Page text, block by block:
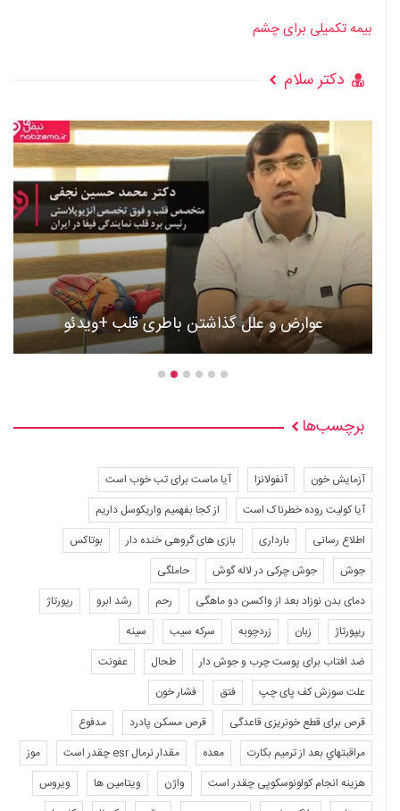
بیمه تکمیلی برای چشم
دکتر سلام
عوارض و علل گذاشتن باطری قلب +ویدئو
برچسب‌ها
آزمایش خون آنفولانزا
آیا ماست برای تب خوب است
آیا کولیت روده خطرناک است
از کجا بفهمیم واریکوسل داریم
اطلاع رسانی
بارداری بازی های گروهی خنده دار
بوتاکس
جوش
جوش چرکی در لاله گوش
حاملگی
دمای بدن نوزاد بعد از واکسن دو ماهگی
رحم رشد ابرو
رپورتاژ
ریپورتاژ
زبان زردچوبه سرکه سیب
سینه
ضد افتاب برای پوست چرب و جوش دار
طحال
عفونت
علت سوزش کف پای چپ
فتق
فشار خون
قرص برای قطع خونریزی قاعدگی
قرص مسکن پادرد
مدفوع
مراقبتهاي بعد از ترميم بكارت
معده مقدار نرمال esr چقدر است
موز
هزینه انجام کولونوسکوپی چقدر است
واژن ویتامین ها
ویروس